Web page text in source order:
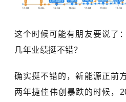
这个时候可能有朋友要说了
几年业绩挺不错？
确实挺不错的，新能源正前
两年捷佳伟创暴跌的时候，